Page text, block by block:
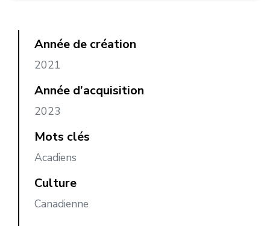
Année de création
2021
Année d’acquisition
2023
Mots clés
Acadiens
Culture
Canadienne